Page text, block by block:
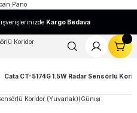
Kargo Bedava
Cata CT-5174G 1.5W Radar Sensörlü